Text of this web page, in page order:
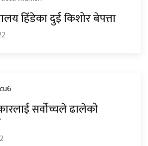
हिँडेका दुई किशोर बेपत्ता
सर्वोच्चले ढालेको